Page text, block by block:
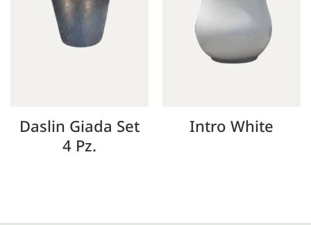
Daslin Giada Set
4 Pz.
Intro White